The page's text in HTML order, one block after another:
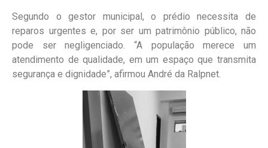
Segundo o gestor municipal, o prédio necessita de
reparos urgentes e, por ser um patrimônio público, não
pode ser negligenciado. “A população merece um
atendimento de qualidade, em um espaço que transmita
segurança e dignidade”, afirmou André da Ralpnet.